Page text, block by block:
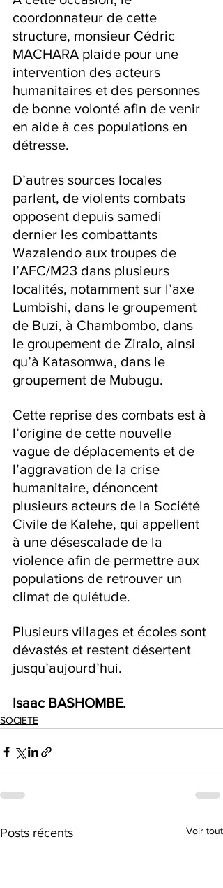
coordonnateur de cette
structure, monsieur Cédric
MACHARA plaide pour une
intervention des acteurs
humanitaires et des personnes
de bonne volonté afin de venir
en aide à ces populations en
détresse.
D’autres sources locales
parlent, de violents combats
opposent depuis samedi
dernier les combattants
Wazalendo aux troupes de
l’AFC/M23 dans plusieurs
localités, notamment sur l’axe
Lumbishi, dans le groupement
de Buzi, à Chambombo, dans
le groupement de Ziralo, ainsi
qu’à Katasomwa, dans le
groupement de Mubugu.
Cette reprise des combats est à
l’origine de cette nouvelle
vague de déplacements et de
l’aggravation de la crise
humanitaire, dénoncent
plusieurs acteurs de la Société
Civile de Kalehe, qui appellent
à une désescalade de la
violence afin de permettre aux
populations de retrouver un
climat de quiétude.
Plusieurs villages et écoles sont
dévastés et restent désertent
jusqu’aujourd’hui.
Isaac BASHOMBE.
SOCIETE
Posts récents Voir tout